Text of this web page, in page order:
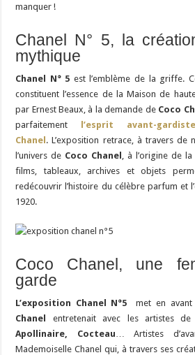
manquer !
Chanel N° 5, la
mythique
Chanel N° 5 est l’emblème de la griffe.
constituent l’essence de la Maison de
par Ernest Beaux, à la demande de Coco
parfaitement
l’esprit avant-
Chanel . L’exposition retrace, à travers de
l’univers de Coco Chanel
, à l’origine de
films, tableaux, archives et objets
redécouvrir l’histoire du célèbre parfum et
1920.
Coco Chanel, une
garde
L’exposition Chanel N°5 met en
Chanel
entretenait avec les artistes
Apollinaire, Cocteau … Artistes
Mademoiselle Chanel qui, à travers ses